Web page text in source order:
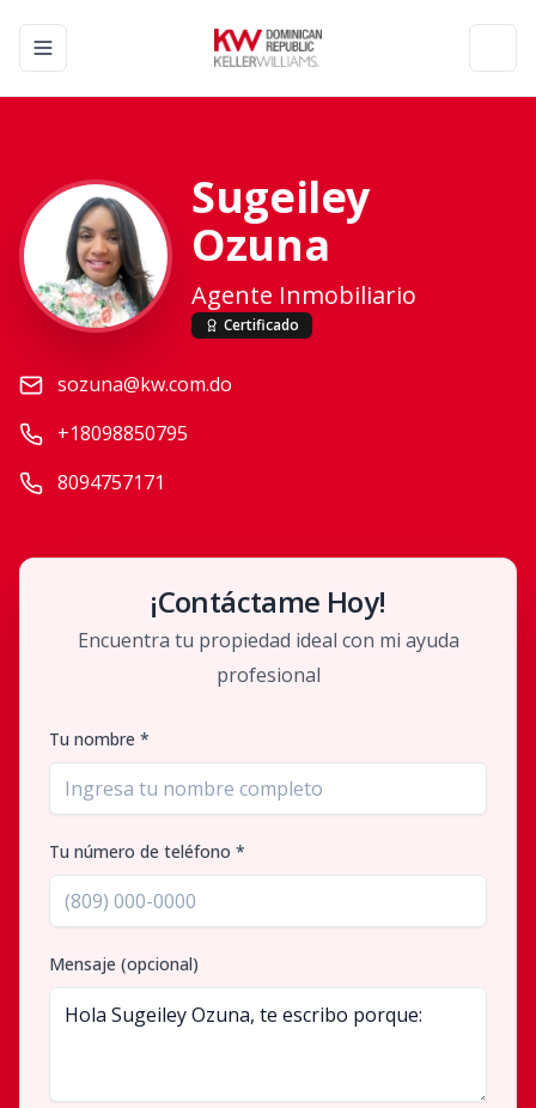
Toggle navigation menu
Sugeiley
Ozuna
Agente Inmobiliario
Certificado
sozuna@kw.com.do
+18098850795
8094757171
¡Contáctame Hoy!
Encuentra tu propiedad ideal con mi ayuda
profesional
Tu nombre *
Tu número de teléfono *
Mensaje (opcional)